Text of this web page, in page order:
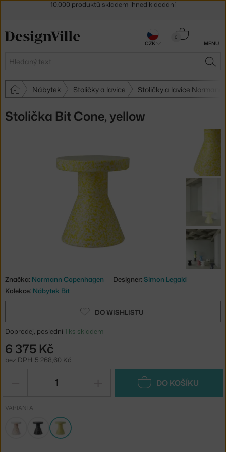
MENU
Hledat
0
Košík
Nábytek Stoličky a lavice Stoličky a lavice Normann
Stolička Bit Cone, yellow
Značka: Normann Copenhagen Designer: Simon Legald
Kolekce: Nábytek Bit
DO WISHLISTU
Doprodej, poslední1 ks skladem
6 375 Kč
bez DPH: 5 268,60 Kč
DO KOŠÍKU
VARIANTA
30 dní na vrácení zboží
CZK